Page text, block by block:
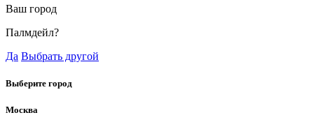
Ваш город
Палмдейл?
Да Выбрать другой
Выберите город
Москва